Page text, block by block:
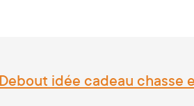
idée cadeau chasse